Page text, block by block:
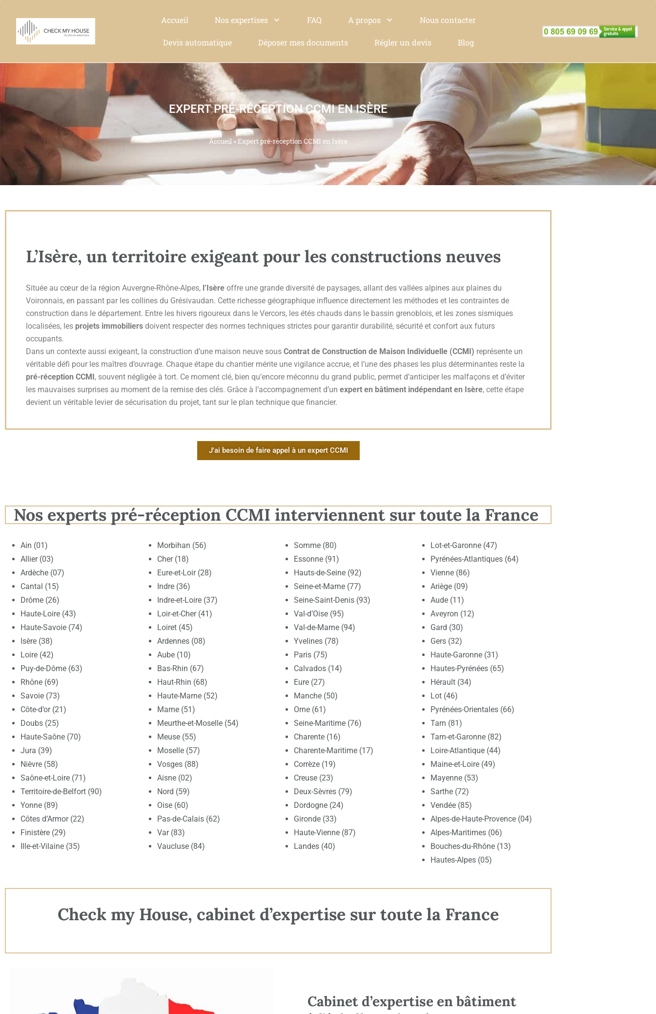
Accueil Nos expertises FAQ A propos Nous contacter
Devis automatique Déposer mes documents Régler un devis Blog
EXPERT PRÉ-RÉCEPTION CCMI EN ISÈRE
Accueil »Expert pré-réception CCMI en Isère
L’Isère, un territoire exigeant pour les constructions neuves
Située au cœur de la région Auvergne-Rhône-Alpes, l’Isère offre une grande diversité de paysages, allant des vallées alpines aux plaines du
Voironnais, en passant par les collines du Grésivaudan. Cette richesse géographique influence directement les méthodes et les contraintes de
construction dans le département. Entre les hivers rigoureux dans le Vercors, les étés chauds dans le bassin grenoblois, et les zones sismiques
localisées, les projets immobiliers doivent respecter des normes techniques strictes pour garantir durabilité, sécurité et confort aux futurs
occupants.
Dans un contexte aussi exigeant, la construction d’une maison neuve sous Contrat de Construction de Maison Individuelle (CCMI) représente un
véritable défi pour les maîtres d’ouvrage. Chaque étape du chantier mérite une vigilance accrue, et l’une des phases les plus déterminantes reste la
pré-réception CCMI, souvent négligée à tort. Ce moment clé, bien qu’encore méconnu du grand public, permet d’anticiper les malfaçons et d’éviter
les mauvaises surprises au moment de la remise des clés. Grâce à l’accompagnement d’un expert en bâtiment indépendant en Isère, cette étape
devient un véritable levier de sécurisation du projet, tant sur le plan technique que financier.
J'ai besoin de faire appel à un expert CCMI
Nos experts pré-réception CCMI interviennent sur toute la France
Ain (01)
Allier (03)
Ardèche (07)
Cantal (15)
Drôme (26)
Haute-Loire (43)
Haute-Savoie (74)
Isère (38)
Loire (42)
Puy-de-Dôme (63)
Rhône (69)
Savoie (73)
Côte-d’or (21)
Doubs (25)
Haute-Saône (70)
Jura (39)
Nièvre (58)
Saône-et-Loire (71)
Territoire-de-Belfort (90)
Yonne (89)
Côtes d’Armor (22)
Finistère (29)
Ille-et-Vilaine (35)
Morbihan (56)
Cher (18)
Eure-et-Loir (28)
Indre (36)
Indre-et-Loire (37)
Loir-et-Cher (41)
Loiret (45)
Ardennes (08)
Aube (10)
Bas-Rhin (67)
Haut-Rhin (68)
Haute-Marne (52)
Marne (51)
Meurthe-et-Moselle (54)
Meuse (55)
Moselle (57)
Vosges (88)
Aisne (02)
Nord (59)
Oise (60)
Pas-de-Calais (62)
Var (83)
Vaucluse (84)
Somme (80)
Essonne (91)
Hauts-de-Seine (92)
Seine-et-Marne (77)
Seine-Saint-Denis (93)
Val-d’Oise (95)
Val-de-Marne (94)
Yvelines (78)
Paris (75)
Calvados (14)
Eure (27)
Manche (50)
Orne (61)
Seine-Maritime (76)
Charente (16)
Charente-Maritime (17)
Corrèze (19)
Creuse (23)
Deux-Sèvres (79)
Dordogne (24)
Gironde (33)
Haute-Vienne (87)
Landes (40)
Lot-et-Garonne (47)
Pyrénées-Atlantiques (64)
Vienne (86)
Ariège (09)
Aude (11)
Aveyron (12)
Gard (30)
Gers (32)
Haute-Garonne (31)
Hautes-Pyrénées (65)
Hérault (34)
Lot (46)
Pyrénées-Orientales (66)
Tarn (81)
Tarn-et-Garonne (82)
Loire-Atlantique (44)
Maine-et-Loire (49)
Mayenne (53)
Sarthe (72)
Vendée (85)
Alpes-de-Haute-Provence (04)
Alpes-Maritimes (06)
Bouches-du-Rhône (13)
Hautes-Alpes (05)
Check my House, cabinet d’expertise sur toute la France
Cabinet d’expertise en bâtiment